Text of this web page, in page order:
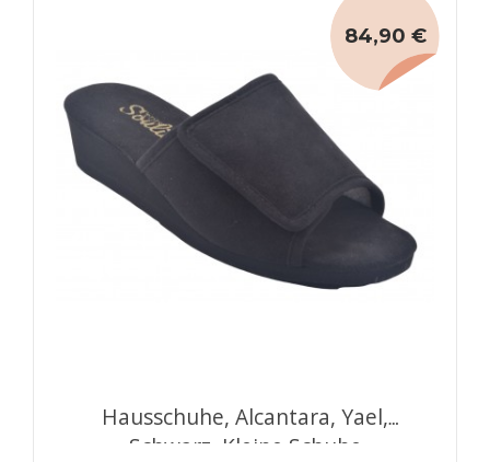
Hausschuhe, Alcantara, Yael,
Schwarz, Kleine Schuhe
84,90 €